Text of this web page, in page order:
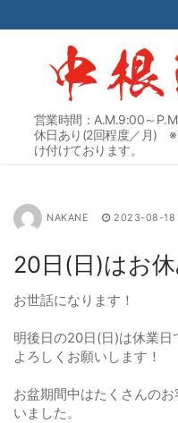
ン
営業時間：A.M.9:00～
休日あり(2回程度／月) ※
け付けております。
NAKANE 2023-08-18
20日(日)はお
お世話になります！
明後日の20日(日)は休業日
よろしくお願いします！
お盆期間中はたくさんの
いました。